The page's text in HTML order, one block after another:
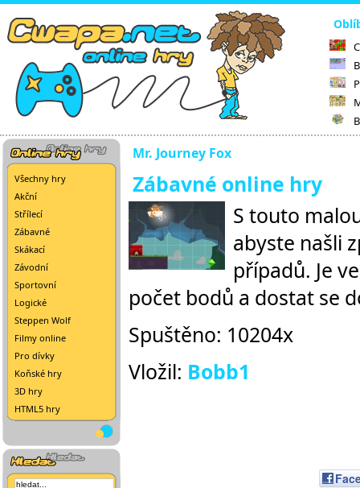
Všechny hry
Akční
Střílecí
Zábavné
Skákací
Závodní
Sportovní
Logické
Steppen Wolf
Filmy online
Pro dívky
Koňské hry
3D hry
HTML5 hry
Mr. Journey Fox
Zábavné online hry
S touto
abyste našli
případů. Je
počet bodů a dostat se
Spuštěno: 10204x
Vložil: Bobb1